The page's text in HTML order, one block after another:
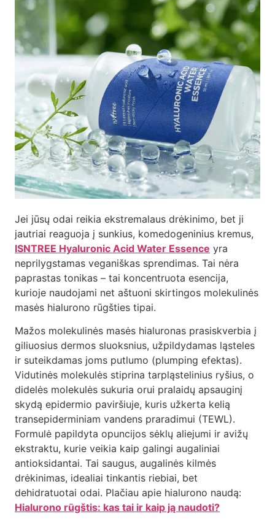
Jei jūsų odai reikia ekstremalaus drėkinimo, bet ji
jautriai reaguoja į sunkius, komedogeninius kremus,
ISNTREE Hyaluronic Acid Water Essence yra
neprilygstamas veganiškas sprendimas. Tai nėra
paprastas tonikas – tai koncentruota esencija,
kurioje naudojami net aštuoni skirtingos molekulinės
masės hialurono rūgšties tipai.
Mažos molekulinės masės hialuronas prasiskverbia į
giliuosius dermos sluoksnius, užpildydamas ląsteles
ir suteikdamas joms putlumo (plumping efektas).
Vidutinės molekulės stiprina tarpląstelinius ryšius, o
didelės molekulės sukuria orui pralaidų apsauginį
skydą epidermio paviršiuje, kuris užkerta kelią
transepiderminiam vandens praradimui (TEWL).
Formulė papildyta opuncijos sėklų aliejumi ir avižų
ekstraktu, kurie veikia kaip galingi augaliniai
antioksidantai. Tai saugus, augalinės kilmės
drėkinimas, idealiai tinkantis riebiai, bet
dehidratuotai odai. Plačiau apie hialurono naudą:
Hialurono rūgštis: kas tai ir kaip ją naudoti?